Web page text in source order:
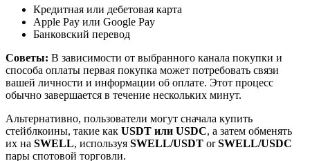
До 65% комиссии!
Реферал
Кредитная или дебетовая карта
Apple Pay или Google Pay
Банковский перевод
Советы: В зависимости от выбранного канала покупки и
способа оплаты первая покупка может потребовать связи
вашей личности и информации об оплате. Этот процесс
обычно завершается в течение нескольких минут.
Альтернативно, пользователи могут сначала купить
стейблкоины, такие как USDT или USDC, а затем обменять
их на SWELL, используя SWELL/USDT orSWELL/USDC
пары спотовой торговли.